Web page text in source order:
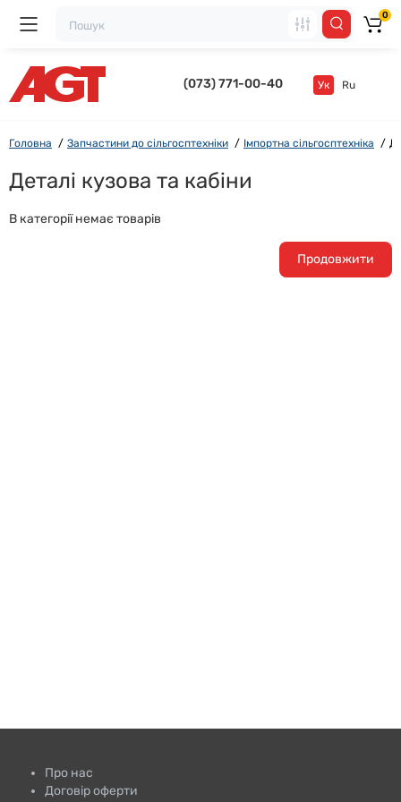
(073) 771-00-40 Ук Ru
0
Головна Запчастини до сільгосптехніки Імпортна сільгосптехніка
Деталі кузова та кабіни
В категорії немає товарів
Продовжити
Про нас
Договір оферти